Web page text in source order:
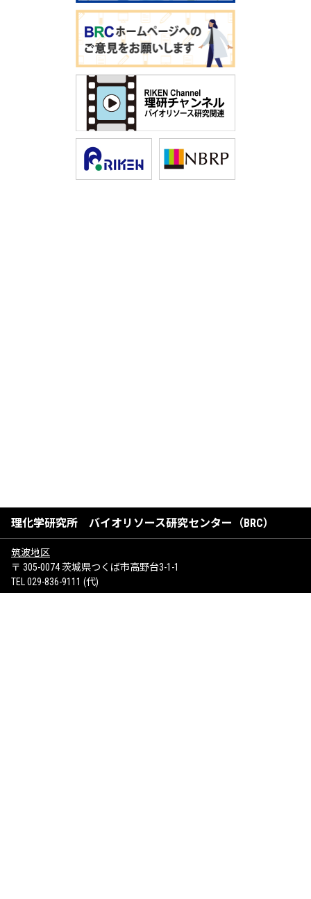
理化学研究所 バイオリソース研究センター（BRC）
筑波地区
〒 305-0074 茨城県つくば市高野台3-1-1
TEL 029-836-9111 (代)